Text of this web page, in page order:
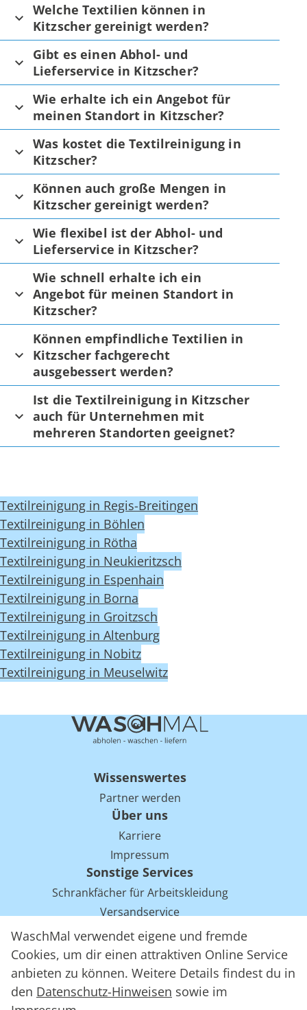
WaschMal verwendet eigene und fremde
Cookies, um dir einen attraktiven Online Service
anbieten zu können. Weitere Details findest du in
den Datenschutz-Hinweisen sowie im
Welche Textilien können in
Kitzscher gereinigt werden?
Gibt es einen Abhol- und
Lieferservice in Kitzscher?
Wie erhalte ich ein Angebot für
meinen Standort in Kitzscher?
Was kostet die Textilreinigung in
Kitzscher?
Können auch große Mengen in
Kitzscher gereinigt werden?
Wie flexibel ist der Abhol- und
Lieferservice in Kitzscher?
Wie schnell erhalte ich ein
Angebot für meinen Standort in
Kitzscher?
Können empfindliche Textilien in
Kitzscher fachgerecht
ausgebessert werden?
Ist die Textilreinigung in Kitzscher
auch für Unternehmen mit
mehreren Standorten geeignet?
Textilreinigung in Regis-Breitingen
Textilreinigung in Böhlen
Textilreinigung in Rötha
Textilreinigung in Neukieritzsch
Textilreinigung in Espenhain
Textilreinigung in Borna
Textilreinigung in Groitzsch
Textilreinigung in Altenburg
Textilreinigung in Nobitz
Textilreinigung in Meuselwitz
Wissenswertes
Partner werden
Über uns
Karriere
Impressum
Sonstige Services
Schrankfächer für Arbeitskleidung
Versandservice
Einsparpotentiale für Mietwäsche bei Arbeitskleidung
Arbeitskleidung Tracking mit RFID
WaschMal GmbH 2016 – 2026